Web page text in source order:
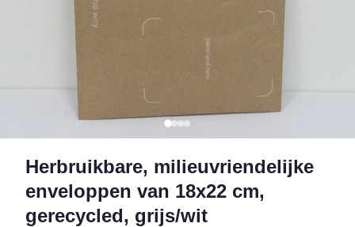
Herbruikbare, milieuvriendelijke
enveloppen van 18x22 cm,
gerecycled, grijs/wit